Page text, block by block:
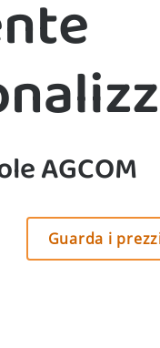
AGCOM
Guarda i